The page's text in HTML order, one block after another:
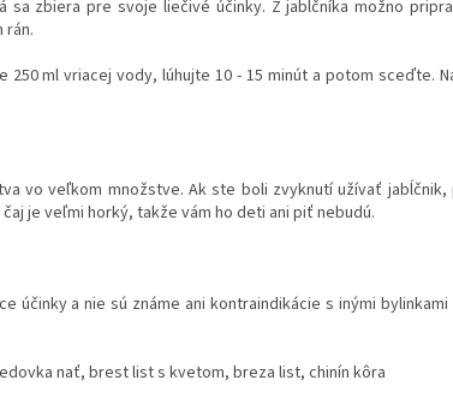
sa zbiera pre svoje liečivé účinky. Z jablčníka možno
rán.
250 ml vriacej vody, lúhujte 10 - 15 minút a potom sceďte.
vo veľkom množstve. Ak ste boli zvyknutí užívať
je veľmi horký, takže vám ho deti ani piť nebudú.
účinky a nie sú známe ani kontraindikácie s inými
nať, brest list s kvetom, breza list, chinín kôra